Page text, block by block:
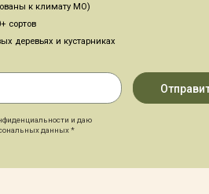
к климату МО)
сортов
деревьях и кустарниках
и даю
данных *